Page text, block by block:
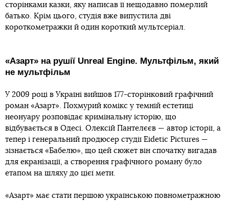
сторінками казки, яку написав її нещодавно померлий
батько. Крім цього, студія вже випустила дві
короткометражки й один короткий мультсеріал.
«Азарт» на рушії Unreal Engine. Мультфільм, який
не мультфільм
У 2009 році в Україні вийшов 177-сторінковий графічний
роман «Азарт». Похмурий комікс у темній естетиці
неонуару розповідає кримінальну історію, що
відбувається в Одесі. Олексій Пантелєєв — автор історії, а
тепер і генеральний продюсер студії Eidetic Pictures —
зізнається «Бабелю», що цей сюжет він спочатку вигадав
для екранізації, а створення графічного роману було
етапом на шляху до цієї мети.
«Азарт» має стати першою українською повнометражною